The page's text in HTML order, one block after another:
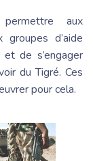
aux
d’aide
et de s’engager
du Tigré. Ces
pour cela.